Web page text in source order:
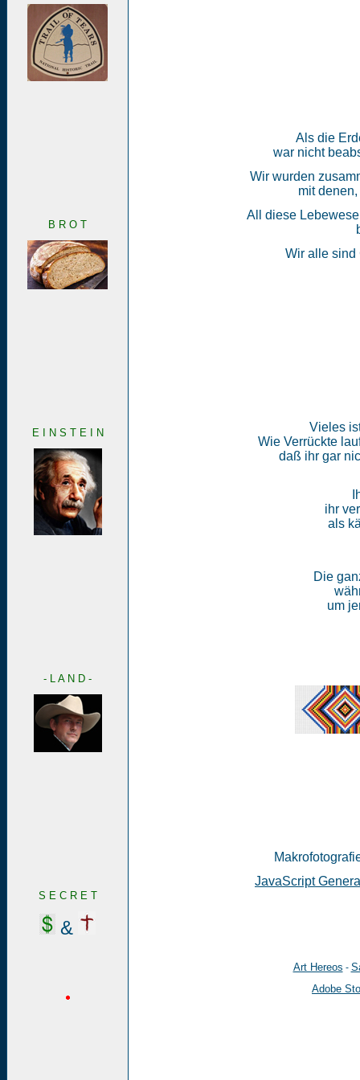
B R O T
E I N S T E I N
- L A N D -
S E C R E T
&
Als die
war nicht
Wir wurden
mit
All diese
Wir alle sind
Vieles
Wie Verrückte
daß ihr gar
ihr
als
Die
um
JavaScript
Art Hereos -
Adobe